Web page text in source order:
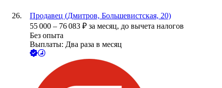
Продавец (Дмитров, Большевистская, 20)
55 000 – 76 083 ₽ за месяц, до вычета налогов
Без опыта
Выплаты: Два раза в месяц